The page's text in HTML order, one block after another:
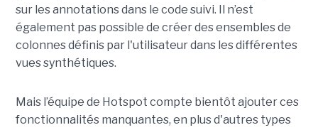
sur les annotations dans le code suivi. Il n’est
également pas possible de créer des ensembles de
colonnes définis par l'utilisateur dans les différentes
vues synthétiques.
Mais l’équipe de Hotspot compte bientôt ajouter ces
fonctionnalités manquantes, en plus d'autres types